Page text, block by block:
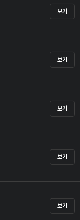
보기
보기
보기
보기
보기